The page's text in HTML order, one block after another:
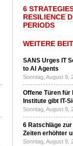
6
RESILIENCE
PERIODS
WEITERE
SANS Urges IT
to AI Agents
Sonntag, August 9,
Offene Türen für
Institute gibt IT-
Sonntag, August 9,
6 Ratschläge
Zeiten erhöhter
Sonntag, August 9,